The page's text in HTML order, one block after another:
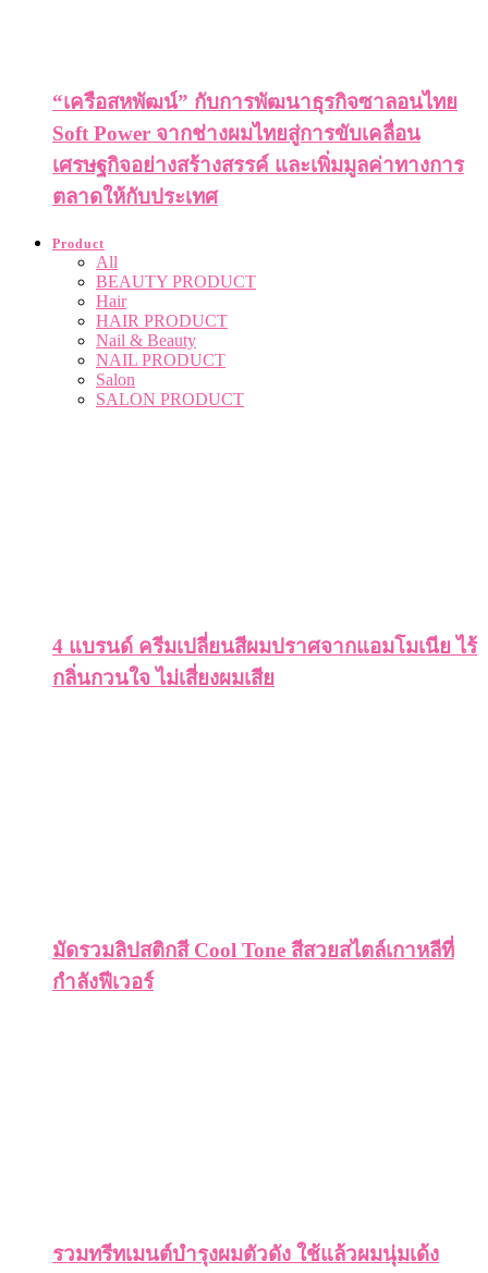
“เครือสหพัฒน์” กับการพัฒนาธุรกิจซาลอนไทย
Soft Power จากช่างผมไทยสู่การขับเคลื่อน
เศรษฐกิจอย่างสร้างสรรค์ และเพิ่มมูลค่าทางการ
ตลาดให้กับประเทศ
Product
All
BEAUTY PRODUCT
Hair
HAIR PRODUCT
Nail & Beauty
NAIL PRODUCT
Salon
SALON PRODUCT
4 แบรนด์ ครีมเปลี่ยนสีผมปราศจากแอมโมเนีย ไร้
กลิ่นกวนใจ ไม่เสี่ยงผมเสีย
มัดรวมลิปสติกสี Cool Tone สีสวยสไตล์เกาหลีที่
กำลังฟีเวอร์
รวมทรีทเมนต์บำรุงผมตัวดัง ใช้แล้วผมนุ่มเด้ง